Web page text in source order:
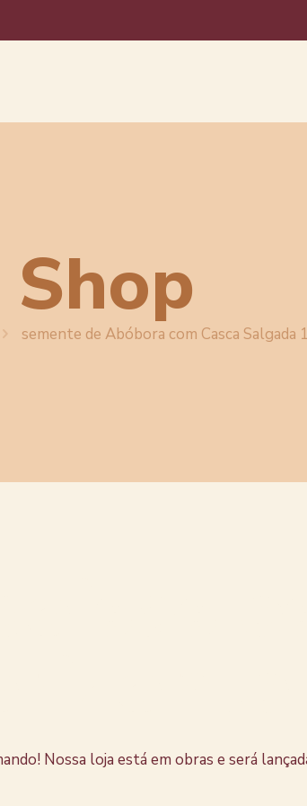
Shop
semente de Abóbora com Casca Salgada
Nossa loja está em obras e será